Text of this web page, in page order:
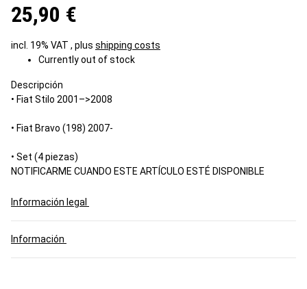
25,90 €
incl. 19% VAT , plus shipping costs
Currently out of stock
Descripción
• Fiat Stilo 2001–>2008
• Fiat Bravo (198) 2007-
• Set (4 piezas)
NOTIFICARME CUANDO ESTE ARTÍCULO ESTÉ DISPONIBLE
Información legal
Información